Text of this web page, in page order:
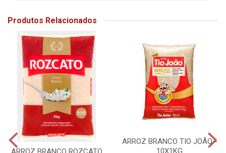
Produtos Relacionados
ARROZ BRANCO TIO JOÃO -
10X1KG